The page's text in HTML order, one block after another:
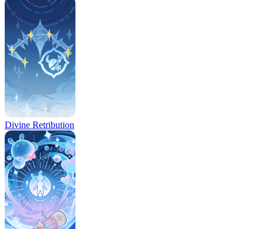
Divine Retribution